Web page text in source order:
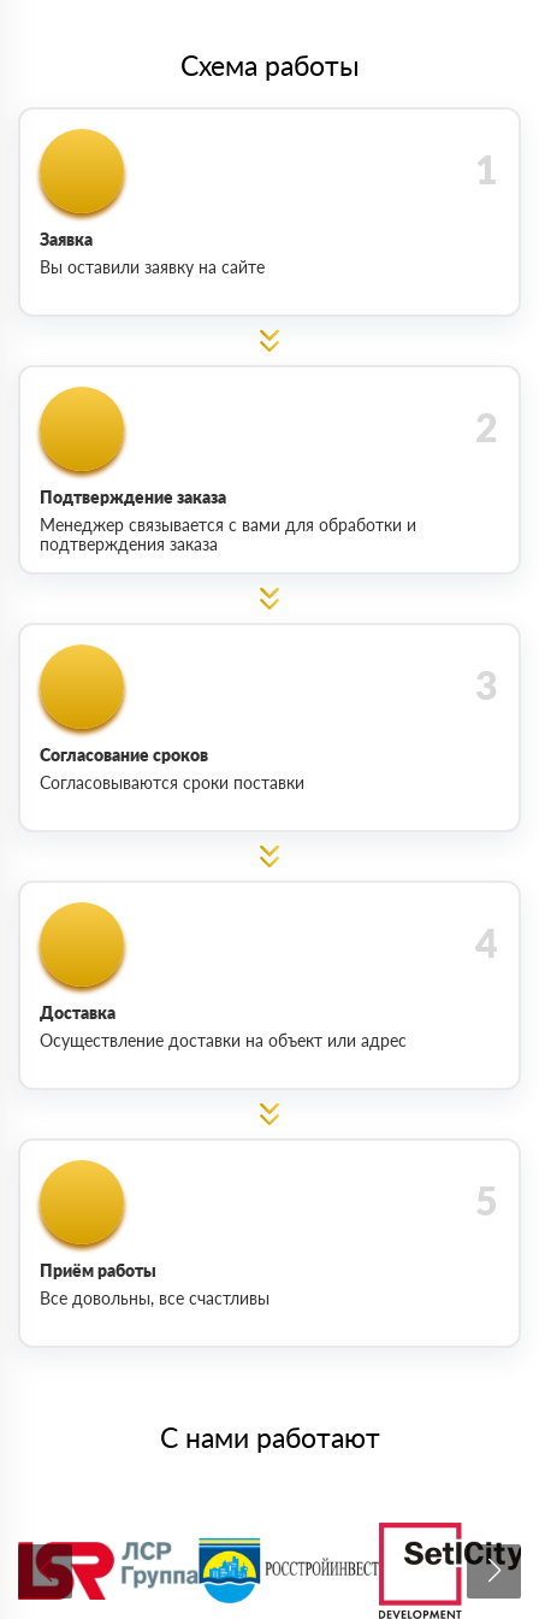
Схема работы
Заявка
Вы оставили заявку на сайте
Подтверждение заказа
Менеджер связывается с вами для обработки и
подтверждения заказа
Согласование сроков
Согласовываются сроки поставки
Доставка
Осуществление доставки на объект или адрес
Приём работы
Все довольны, все счастливы
С нами работают